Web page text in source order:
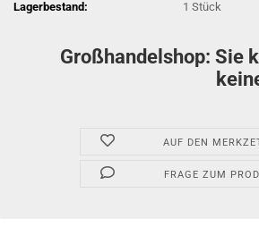
Lagerbestand: 1Stück
Großhandelshop: Sie
AUF DEN
FRAGE ZUM